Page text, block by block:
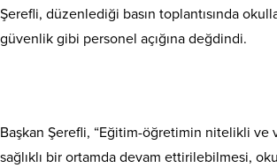
Şerefli, düzenlediği basın toplantısında
güvenlik gibi personel açığına değdindi.
Başkan Şerefli, “Eğitim-öğretimin nitelikli ve
sağlıklı bir ortamda devam ettirilebilmesi,